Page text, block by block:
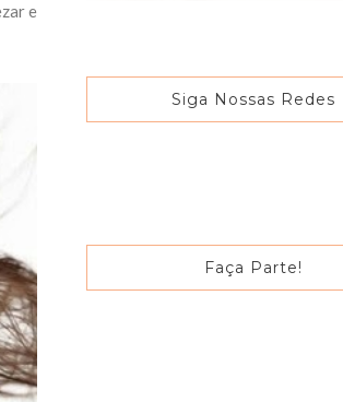
e
Siga Nossas Redes
Faça Parte!